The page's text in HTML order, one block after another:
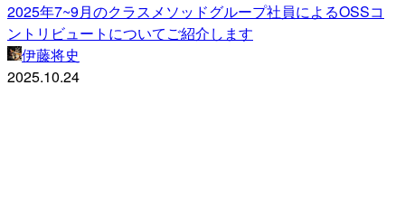
2025年7~9月のクラスメソッドグループ社員によるOSSコ
ントリビュートについてご紹介します
伊藤将史
2025.10.24